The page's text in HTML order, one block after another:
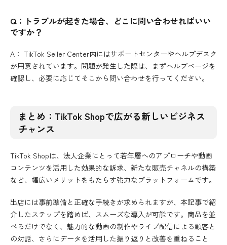
Q：トラブルが起きた場合、どこに問い合わせればいい
ですか？
A： TikTok Seller Center内にはサポートセンターやヘルプデスク
が用意されています。問題が発生した際は、まずヘルプページを
確認し、必要に応じてそこから問い合わせを行ってください。
まとめ：TikTok Shopで広がる新しいビジネス
チャンス
TikTok Shopは、法人企業にとって若年層へのアプローチや動画
コンテンツを活用した効果的な訴求、新たな販売チャネルの構築
など、幅広いメリットをもたらす強力なプラットフォームです。
出店には事前準備と正確な手続きが求められますが、本記事で紹
介したステップを踏めば、スムーズな導入が可能です。商品を並
べるだけでなく、魅力的な動画の制作やライブ配信による顧客と
の対話、さらにデータを活用した振り返りと改善を重ねること